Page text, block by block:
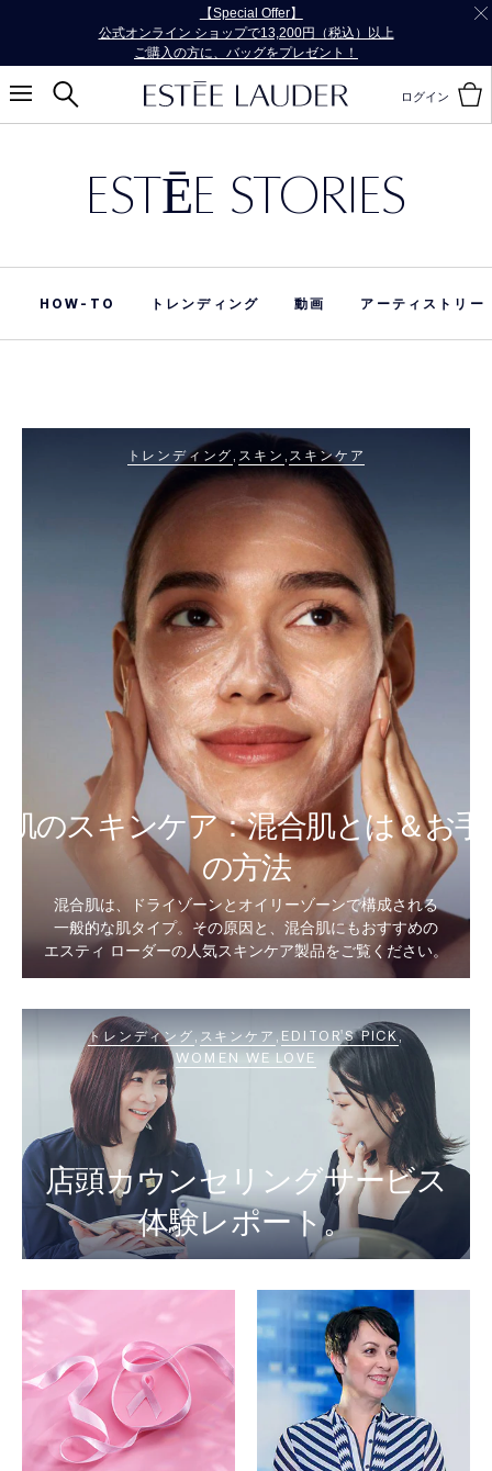
【Special Offer】
公式オンライン ショップで13,200円（税込）以上
ご購入の方に、バッグをプレゼント！
ログイン
ESTĒE STORIES
HOW-TO トレンディング 動画 アーティストリー
肌のスキンケア：混合肌とは＆お手
の方法
混合肌は、ドライゾーンとオイリーゾーンで構成される
一般的な肌タイプ。その原因と、混合肌にもおすすめの
エスティ ローダーの人気スキンケア製品をご覧ください。
トレンディング スキン スキンケア
店頭カウンセリングサービス
体験レポート。
トレンディング スキンケア EDITOR'S PICK
WOMEN WE LOVE